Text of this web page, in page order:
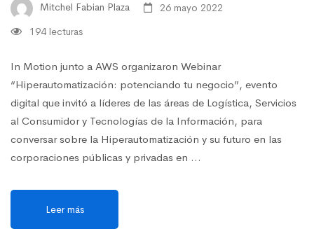
Mitchel Fabian Plaza
26 mayo 2022
194 lecturas
In Motion junto a AWS organizaron Webinar
“Hiperautomatización: potenciando tu negocio”, evento
digital que invitó a líderes de las áreas de Logística, Servicios
al Consumidor y Tecnologías de la Información, para
conversar sobre la Hiperautomatización y su futuro en las
corporaciones públicas y privadas en …
Leer más